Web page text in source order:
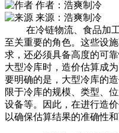
作者：浩爽制冷
来源：浩爽制冷
在冷链物流、食品加工
至关重要的角色。这些设
求，还必须具备高度的可
大型冷库时，造价估算成
要明确的是，大型冷库的
限于冷库的规模、类型、
设备等。因此，在进行造
以确保估算结果的准确性和